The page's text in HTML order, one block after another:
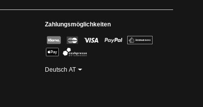
Zahlungsmöglichkeiten
Deutsch AT